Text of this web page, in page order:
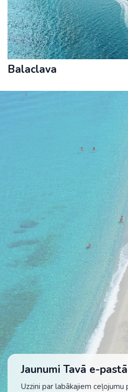
Balaclava
19. - 29. janvāris
Jaunumi Tavā e-pastā
Uzzini par labākajiem